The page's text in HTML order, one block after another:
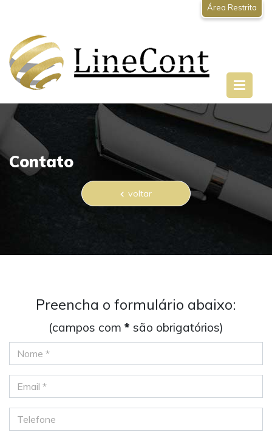
Área Restrita
Contato
voltar
Preencha o formulário abaixo:
(campos com * são obrigatórios)